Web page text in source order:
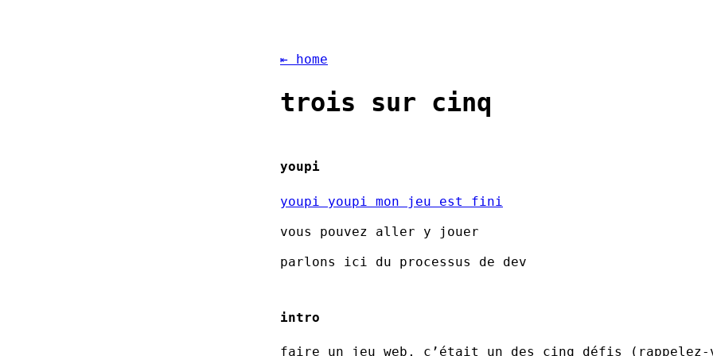
⇤ home
trois sur cinq
youpi
youpi youpi mon jeu est fini
vous pouvez aller y jouer
parlons ici du processus de dev
intro
faire un jeu web, c’était un des cinq défis (rappelez-